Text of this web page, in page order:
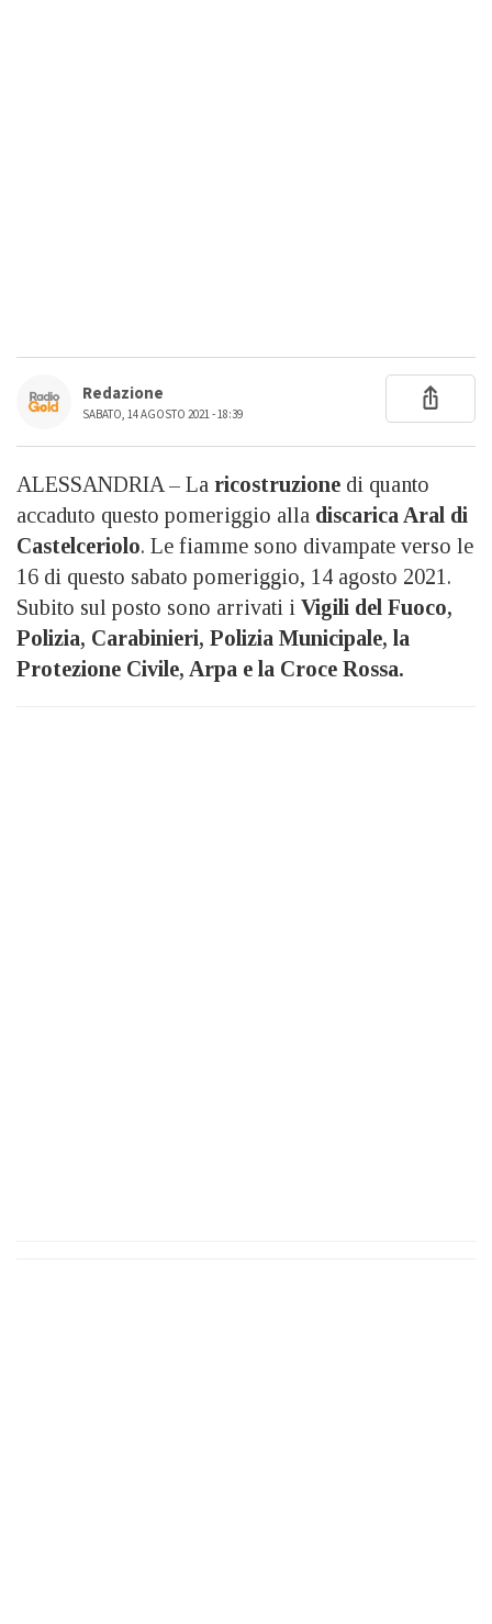
Redazione
SABATO, 14 AGOSTO 2021 - 18:39
ALESSANDRIA – La ricostruzione di quanto
accaduto questo pomeriggio alla discarica Aral di
Castelceriolo. Le fiamme sono divampate verso le
16 di questo sabato pomeriggio, 14 agosto 2021.
Subito sul posto sono arrivati i Vigili del Fuoco,
Polizia, Carabinieri, Polizia Municipale, la
Protezione Civile, Arpa e la Croce Rossa.